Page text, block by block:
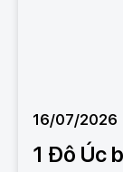
16/07/2026
1 Đô Úc